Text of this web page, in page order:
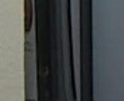
AZ
ÉPÜLŐ